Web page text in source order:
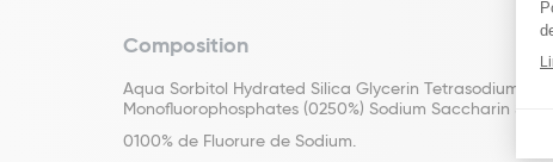
Composition
Aqua Sorbitol Hydrated Silica Glycerin Tetrasodium
Monofluorophosphates (0250%) Sodium Saccharin
0100% de Fluorure de Sodium.